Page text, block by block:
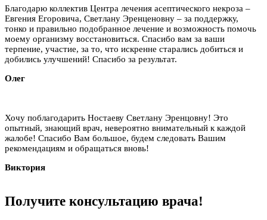
Благодарю коллектив Центра лечения асептического некроза –
Евгения Егоровича, Светлану Эренценовну – за поддержку,
тонко и правильно подобранное лечение и возможность помочь
моему организму восстановиться. Спасибо вам за ваши
терпение, участие, за то, что искренне старались добиться и
добились улучшений! Спасибо за результат.
Олег
Хочу поблагодарить Ностаеву Светлану Эренцовну! Это
опытный, знающий врач, невероятно внимательный к каждой
жалобе! Спасибо Вам большое, будем следовать Вашим
рекомендациям и обращаться вновь!
Виктория
Получите консультацию врача!